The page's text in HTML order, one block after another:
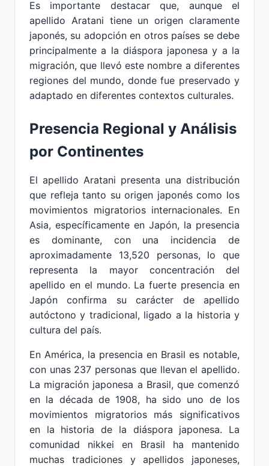
Es importante destacar que, aunque el
apellido Aratani tiene un origen claramente
japonés, su adopción en otros países se debe
principalmente a la diáspora japonesa y a la
migración, que llevó este nombre a diferentes
regiones del mundo, donde fue preservado y
adaptado en diferentes contextos culturales.
Presencia Regional y Análisis
por Continentes
El apellido Aratani presenta una distribución
que refleja tanto su origen japonés como los
movimientos migratorios internacionales. En
Asia, específicamente en Japón, la presencia
es dominante, con una incidencia de
aproximadamente 13,520 personas, lo que
representa la mayor concentración del
apellido en el mundo. La fuerte presencia en
Japón confirma su carácter de apellido
autóctono y tradicional, ligado a la historia y
cultura del país.
En América, la presencia en Brasil es notable,
con unas 237 personas que llevan el apellido.
La migración japonesa a Brasil, que comenzó
en la década de 1908, ha sido uno de los
movimientos migratorios más significativos
en la historia de la diáspora japonesa. La
comunidad nikkei en Brasil ha mantenido
muchas tradiciones y apellidos japoneses,